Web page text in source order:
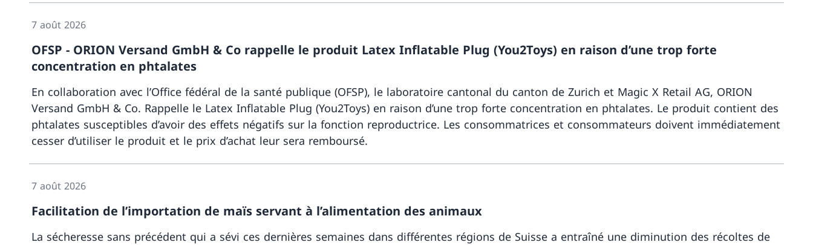
7 août 2026
OFSP - ORION Versand GmbH & Co rappelle le produit Latex Inflatable Plug (You2Toys) en raison d’une trop forte
concentration en phtalates
En collaboration avec l’Office fédéral de la santé publique (OFSP), le laboratoire cantonal du canton de Zurich et Magic X Retail AG, ORION
Versand GmbH & Co. Rappelle le Latex Inflatable Plug (You2Toys) en raison d’une trop forte concentration en phtalates. Le produit contient des
phtalates susceptibles d’avoir des effets négatifs sur la fonction reproductrice. Les consommatrices et consommateurs doivent immédiatement
cesser d’utiliser le produit et le prix d’achat leur sera remboursé.
7 août 2026
Facilitation de l’importation de maïs servant à l’alimentation des animaux
La sécheresse sans précédent qui a sévi ces dernières semaines dans différentes régions de Suisse a entraîné une diminution des récoltes de